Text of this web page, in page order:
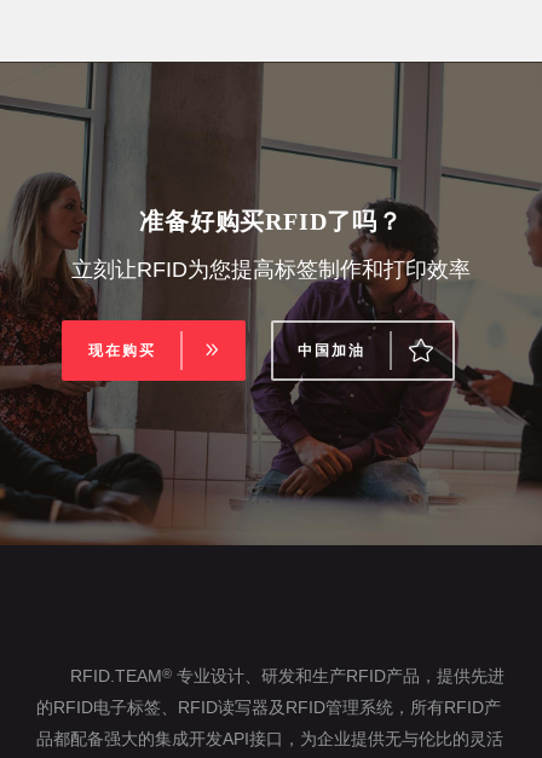
准备好购买RFID了吗？
立刻让RFID为您提高标签制作和打印效率
现在购买 中国加油
RFID.TEAM® 专业设计、研发和生产RFID产品，提供先进
的RFID电子标签、RFID读写器及RFID管理系统，所有RFID产
品都配备强大的集成开发API接口，为企业提供无与伦比的灵活